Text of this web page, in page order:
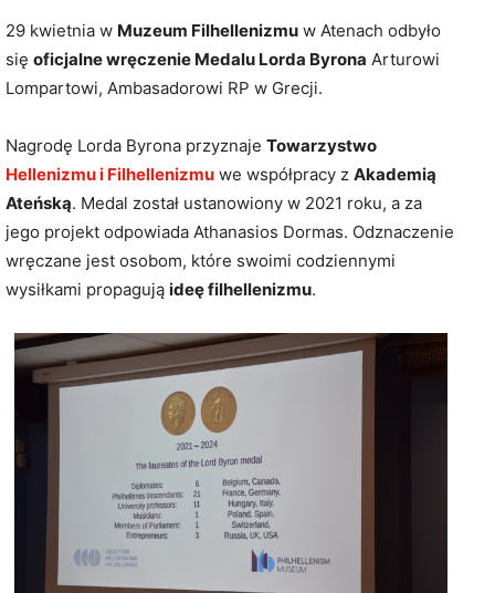
29 kwietnia w Muzeum Filhellenizmu w Atenach odbyło
się oficjalne wręczenie Medalu Lorda Byrona Arturowi
Lompartowi, Ambasadorowi RP w Grecji.
Nagrodę Lorda Byrona przyznaje Towarzystwo
Hellenizmu i Filhellenizmu we współpracy z Akademią
Ateńską. Medal został ustanowiony w 2021 roku, a za
jego projekt odpowiada Athanasios Dormas. Odznaczenie
wręczane jest osobom, które swoimi codziennymi
wysiłkami propagują ideę filhellenizmu.